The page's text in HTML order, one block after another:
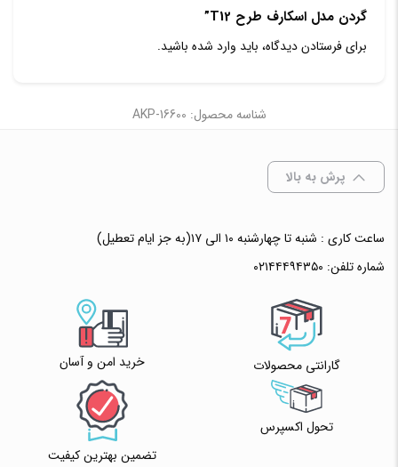
گردن مدل اسکارف طرح T12”
برای فرستادن دیدگاه، باید وارد شده باشید.
شناسه محصول: AKP-16600
پرش به بالا
ساعت کاری : شنبه تا چهارشنبه ۱۰ الی ۱۷(به جز ایام تعطیل)
شماره تلفن: ۰۲۱۴۴۴۹۴۳۵۰
گارانتی محصولات خرید امن و آسان
تحول اکسپرس
تضمین بهترین کیفیت